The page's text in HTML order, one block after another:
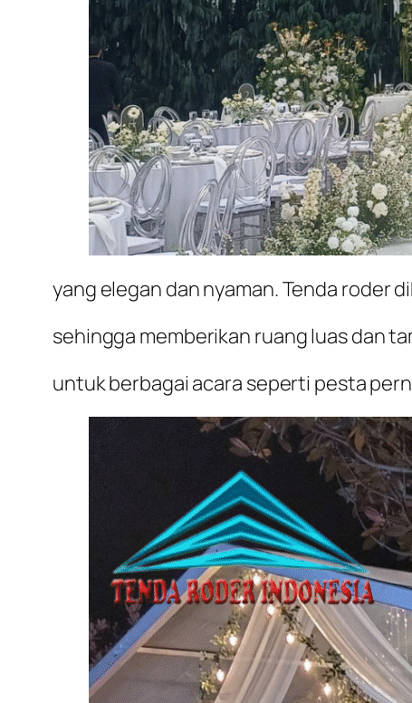
yang elegan dan nyaman. Tenda roder
sehingga memberikan ruang luas dan
untuk berbagai acara seperti pesta